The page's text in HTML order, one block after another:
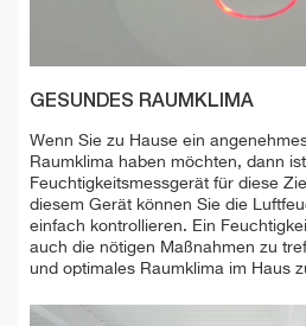
GESUNDES RAUMKLIMA
Wenn Sie zu Hause ein
Raumklima haben möchten, dann
Feuchtigkeitsmessgerät für diese
diesem Gerät können Sie die
einfach kontrollieren. Ein
auch die nötigen Maßnahmen zu
und optimales Raumklima im Haus